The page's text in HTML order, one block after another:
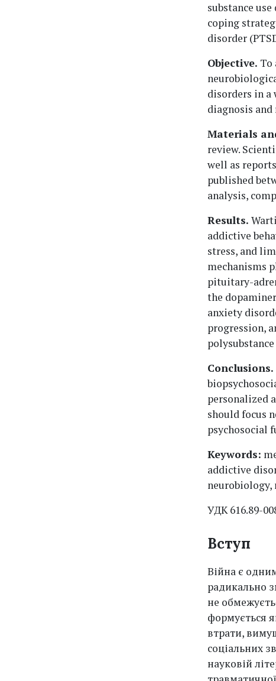
substance
coping
disorder
Objective. To
disorders in
diagnosis
Materials
review.
well as
published
analysis,
Results.
addictive
stress, and
mechanisms
pituitary-
the
anxiety
progression,
Conclusions.
personalized
should focus
psychosocial
Keywords:
addictive
УДК 616.89-
Вступ
Війна є
радикально
не
формується
втрати,
соціальних
науковій